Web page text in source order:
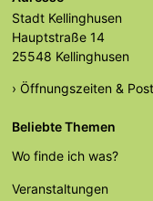
Stadt Kellinghusen
Hauptstraße 14
25548 Kellinghusen
› Öffnungszeiten &
Beliebte Themen
Wo finde ich was?
Veranstaltungen